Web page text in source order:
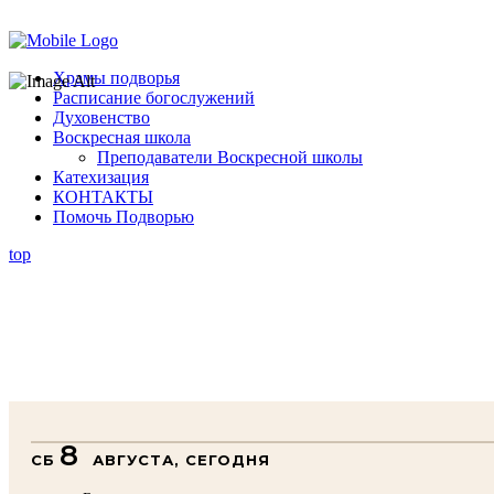
Храмы подворья
Расписание богослужений
Духовенство
Воскресная школа
Преподаватели Воскресной школы
Катехизация
КОНТАКТЫ
Помочь Подворью
top
СБ 8 АВГУСТА, СЕГОДНЯ